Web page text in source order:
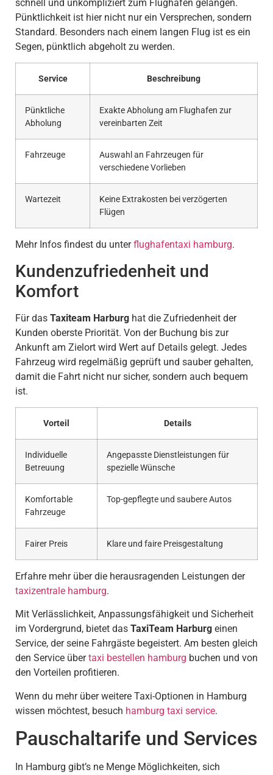
schnell und unkompliziert zum Flughafen gelangen.
Pünktlichkeit ist hier nicht nur ein Versprechen, sondern
Standard. Besonders nach einem langen Flug ist es ein
Segen, pünktlich abgeholt zu werden.
Service Beschreibung
Pünktliche
Abholung
Exakte Abholung am Flughafen zur
vereinbarten Zeit
Fahrzeuge
Auswahl an Fahrzeugen für
verschiedene Vorlieben
Wartezeit
Keine Extrakosten bei verzögerten
Flügen
Mehr Infos findest du unterflughafentaxi hamburg.
Kundenzufriedenheit und
Komfort
Für das Taxiteam Harburg hat die Zufriedenheit der
Kunden oberste Priorität. Von der Buchung bis zur
Ankunft am Zielort wird Wert auf Details gelegt. Jedes
Fahrzeug wird regelmäßig geprüft und sauber gehalten,
damit die Fahrt nicht nur sicher, sondern auch bequem
ist.
Vorteil Details
Individuelle
Betreuung
Angepasste Dienstleistungen für
spezielle Wünsche
Komfortable
Fahrzeuge
Top-gepflegte und saubere Autos
Fairer Preis Klare und faire Preisgestaltung
Erfahre mehr über die herausragenden Leistungen der
taxizentrale hamburg.
Mit Verlässlichkeit, Anpassungsfähigkeit und Sicherheit
im Vordergrund, bietet das TaxiTeam Harburg einen
Service, der seine Fahrgäste begeistert. Am besten gleich
den Service übertaxi bestellen hamburg buchen und von
den Vorteilen profitieren.
Wenn du mehr über weitere Taxi-Optionen in Hamburg
wissen möchtest, besuch hamburg taxi service.
Pauschaltarife und Services
In Hamburg gibt’s ne Menge Möglichkeiten, sich